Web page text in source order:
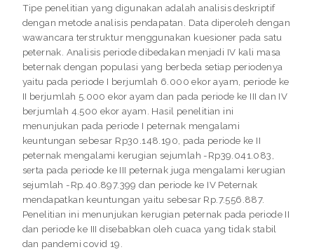
Tipe penelitian yang digunakan adalah analisis deskriptif
dengan metode analisis pendapatan. Data diperoleh dengan
wawancara terstruktur menggunakan kuesioner pada satu
peternak. Analisis periode dibedakan menjadi IV kali masa
beternak dengan populasi yang berbeda setiap periodenya
yaitu pada periode I berjumlah 6.000 ekor ayam, periode ke
II berjumlah 5.000 ekor ayam dan pada periode ke III dan IV
berjumlah 4.500 ekor ayam. Hasil penelitian ini
menunjukan pada periode I peternak mengalami
keuntungan sebesar Rp30.148.190, pada periode ke II
peternak mengalami kerugian sejumlah -Rp39.041.083,
serta pada periode ke III peternak juga mengalami kerugian
sejumlah -Rp.40.897.399 dan periode ke IV Peternak
mendapatkan keuntungan yaitu sebesar Rp.7.556.887.
Penelitian ini menunjukan kerugian peternak pada periode II
dan periode ke III disebabkan oleh cuaca yang tidak stabil
dan pandemi covid 19.